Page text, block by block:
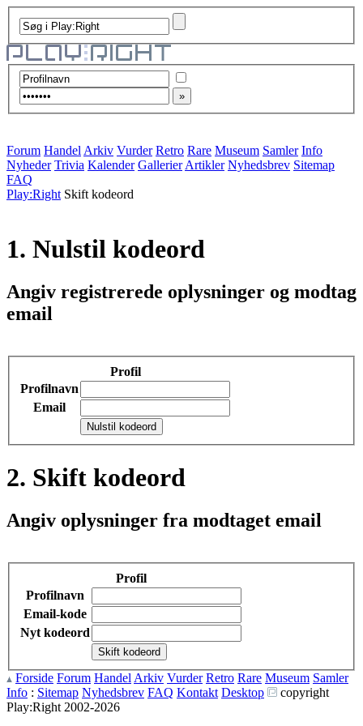
Forum Handel Arkiv Vurder Retro Rare Museum Samler Info
Nyheder Trivia Kalender Gallerier Artikler Nyhedsbrev Sitemap
FAQ
Play:Right Skift kodeord
1. Nulstil kodeord
Angiv registrerede oplysninger og modtag
email
Profil
Profilnavn
Email
2. Skift kodeord
Angiv oplysninger fra modtaget email
Profil
Profilnavn
Email-kode
Nyt kodeord
Forside Forum Handel Arkiv Vurder Retro Rare Museum Samler
Info : Sitemap Nyhedsbrev FAQ Kontakt Desktop
copyright
Play:Right 2002-2026